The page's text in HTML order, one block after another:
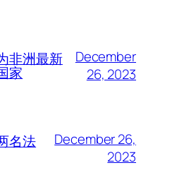
非洲最新
家
December
26, 2023
名法
December 26,
2023